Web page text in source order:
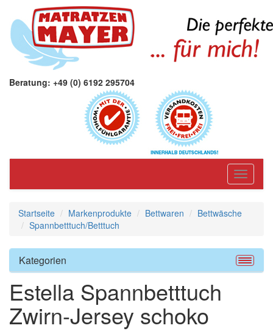
Beratung: +49 (0) 6192 295704
Toggle
Startseite Markenprodukte Bettwaren
Bettwäsche
Spannbetttuch/Betttuch
Kategorien
Estella Spannbetttuch
Zwirn-Jersey schoko